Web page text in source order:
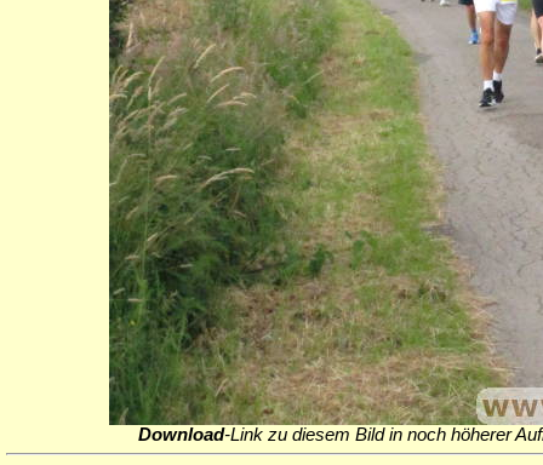
Download-Link zu diesem Bild in noch höherer